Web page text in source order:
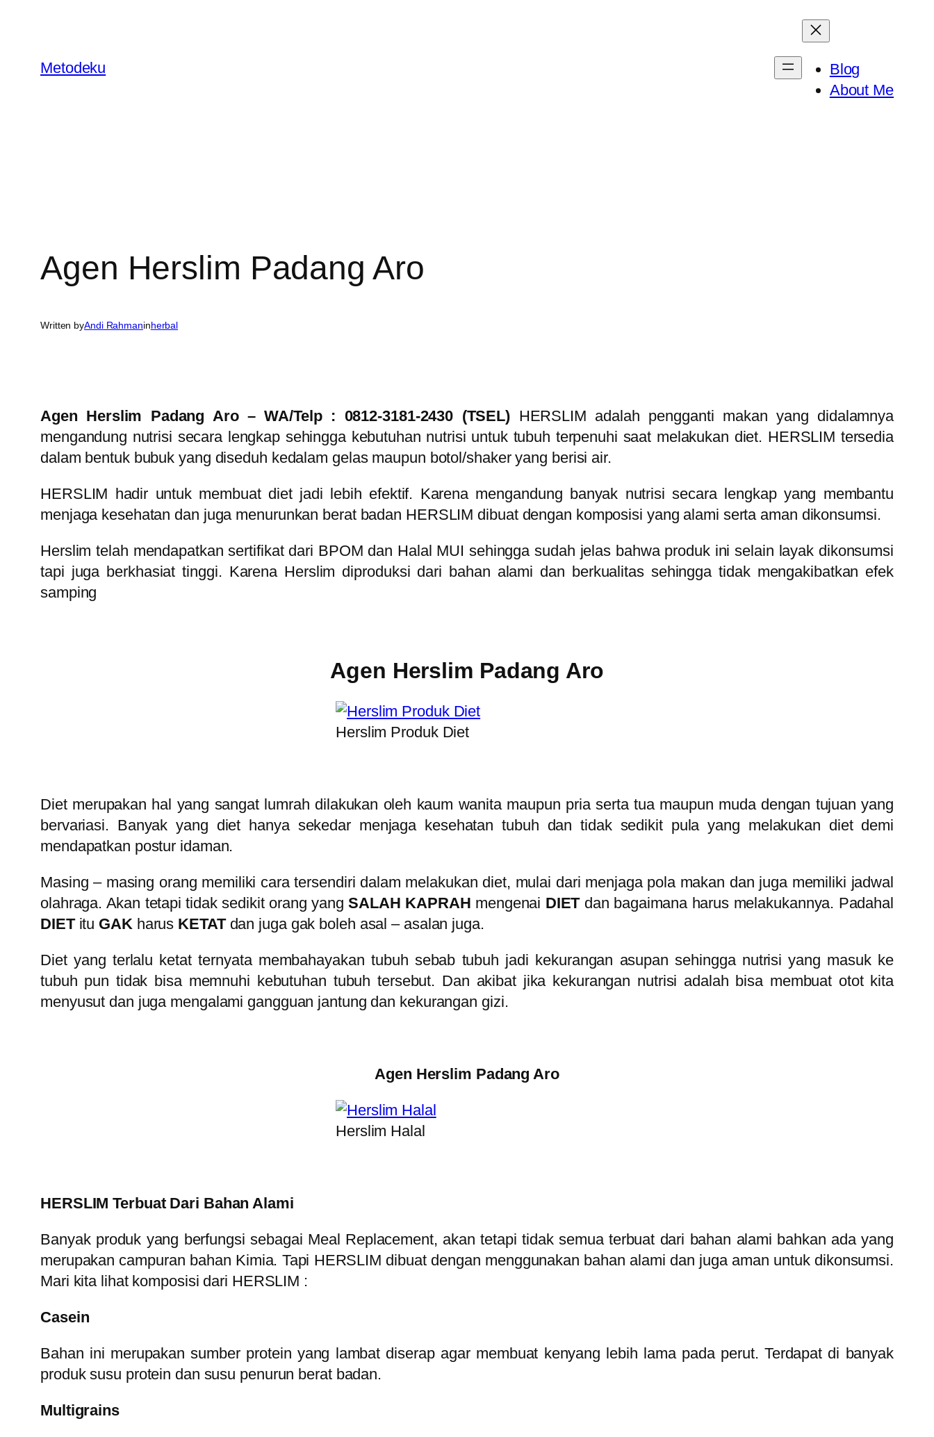
Metodeku
Blog
About Me
Agen Herslim Padang Aro
Written byAndi Rahmaninherbal
Agen Herslim Padang Aro – WA/Telp : 0812-3181-2430 (TSEL) HERSLIM adalah pengganti makan yang didalamnya
mengandung nutrisi secara lengkap sehingga kebutuhan nutrisi untuk tubuh terpenuhi saat melakukan diet. HERSLIM tersedia
dalam bentuk bubuk yang diseduh kedalam gelas maupun botol/shaker yang berisi air.
HERSLIM hadir untuk membuat diet jadi lebih efektif. Karena mengandung banyak nutrisi secara lengkap yang membantu
menjaga kesehatan dan juga menurunkan berat badan HERSLIM dibuat dengan komposisi yang alami serta aman dikonsumsi.
Herslim telah mendapatkan sertifikat dari BPOM dan Halal MUI sehingga sudah jelas bahwa produk ini selain layak dikonsumsi
tapi juga berkhasiat tinggi. Karena Herslim diproduksi dari bahan alami dan berkualitas sehingga tidak mengakibatkan efek
samping
Agen Herslim Padang Aro
Herslim Produk Diet
Diet merupakan hal yang sangat lumrah dilakukan oleh kaum wanita maupun pria serta tua maupun muda dengan tujuan yang
bervariasi. Banyak yang diet hanya sekedar menjaga kesehatan tubuh dan tidak sedikit pula yang melakukan diet demi
mendapatkan postur idaman.
Masing – masing orang memiliki cara tersendiri dalam melakukan diet, mulai dari menjaga pola makan dan juga memiliki jadwal
olahraga. Akan tetapi tidak sedikit orang yangSALAH KAPRAH mengenai DIETdan bagaimana harus melakukannya. Padahal
DIETitu GAKharus KETAT dan juga gak boleh asal – asalan juga.
Diet yang terlalu ketat ternyata membahayakan tubuh sebab tubuh jadi kekurangan asupan sehingga nutrisi yang masuk ke
tubuh pun tidak bisa memnuhi kebutuhan tubuh tersebut. Dan akibat jika kekurangan nutrisi adalah bisa membuat otot kita
menyusut dan juga mengalami gangguan jantung dan kekurangan gizi.
Agen Herslim Padang Aro
Herslim Halal
HERSLIM Terbuat Dari Bahan Alami
Banyak produk yang berfungsi sebagai Meal Replacement, akan tetapi tidak semua terbuat dari bahan alami bahkan ada yang
merupakan campuran bahan Kimia. Tapi HERSLIM dibuat dengan menggunakan bahan alami dan juga aman untuk dikonsumsi.
Mari kita lihat komposisi dari HERSLIM :
Casein
Bahan ini merupakan sumber protein yang lambat diserap agar membuat kenyang lebih lama pada perut. Terdapat di banyak
produk susu protein dan susu penurun berat badan.
Multigrains